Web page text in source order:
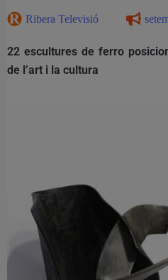
Ribera Televisió
22 escultures de ferro
de l’art i la cultura